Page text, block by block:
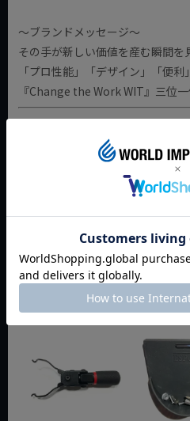
～ブランドメッセージ～
その手が新しい価値を産む瞬間を
「プロ性能」「デザイン」「便利
『Change the Work WIT』三位
商品についてのお問い合わせ
おすすめ商品